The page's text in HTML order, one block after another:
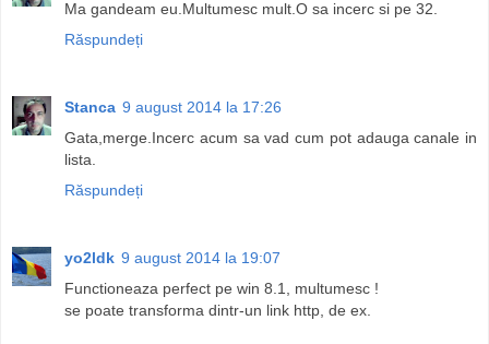
Ma gandeam eu.Multumesc mult.O sa incerc si pe 32.
Răspundeți
Stanca 9 august 2014 la 17:26
Gata,merge.Incerc acum sa vad cum pot adauga canale in
lista.
Răspundeți
yo2ldk 9 august 2014 la 19:07
Functioneaza perfect pe win 8.1, multumesc !
se poate transforma dintr-un link http, de ex.